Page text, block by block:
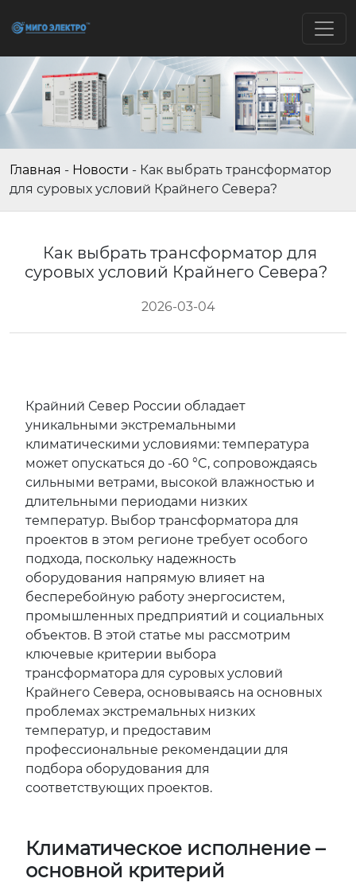
Главная - Новости - Как выбрать трансформатор
для суровых условий Крайнего Севера?
Как выбрать трансформатор для
суровых условий Крайнего Севера?
2026-03-04
Крайний Север России обладает
уникальными экстремальными
климатическими условиями: температура
может опускаться до -60 °C, сопровождаясь
сильными ветрами, высокой влажностью и
длительными периодами низких
температур. Выбор трансформатора для
проектов в этом регионе требует особого
подхода, поскольку надежность
оборудования напрямую влияет на
бесперебойную работу энергосистем,
промышленных предприятий и социальных
объектов. В этой статье мы рассмотрим
ключевые критерии выбора
трансформатора для суровых условий
Крайнего Севера, основываясь на основных
проблемах экстремальных низких
температур, и предоставим
профессиональные рекомендации для
подбора оборудования для
соответствующих проектов.
Климатическое исполнение –
основной критерий